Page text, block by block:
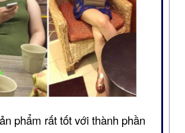
phẩm rất tốt với thành phần